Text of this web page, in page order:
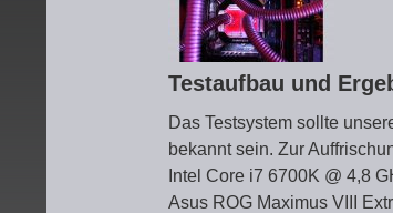
Testaufbau und
Das Testsystem sollte
bekannt sein. Zur
Intel Core i7 6700K @ 4,8
Asus ROG Maximus VIII